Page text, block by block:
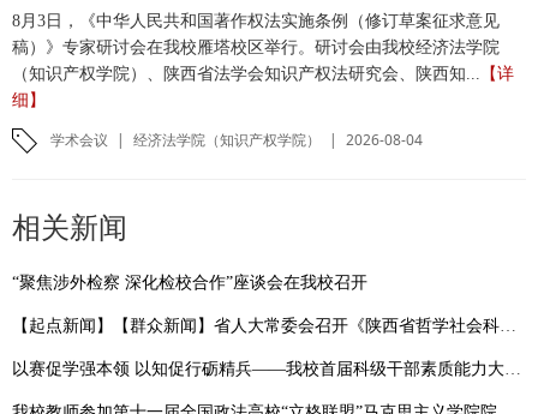
8月3日，《中华人民共和国著作权法实施条例（修订草案征求意见
稿）》专家研讨会在我校雁塔校区举行。研讨会由我校经济法学院
（知识产权学院）、陕西省法学会知识产权法研究会、陕西知...
【详
细】
学术会议 | 经济法学院（知识产权学院） | 2026-08-04
相关新闻
“聚焦涉外检察 深化检校合作”座谈会在我校召开